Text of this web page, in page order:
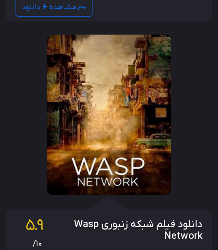
مشاهده + دانلود
دانلود فیلم شبکه زنبوری Wasp
Network
5.9
/10